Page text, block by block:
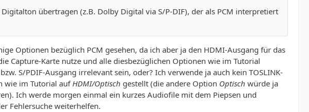
übertragen (z.B. Dolby Digital via S/P-DIF), der als PCM interpretiert
Optionen bezüglich PCM gesehen, da ich aber ja den HDMI-Ausgang für das
Capture-Karte nutze und alle diesbezüglichen Optionen wie im Tutorial
S/PDIF-Ausgang irrelevant sein, oder? Ich verwende ja auch kein TOSLINK-
wie im Tutorial aufHDMI/Optisch gestellt (die andere Option Optisch würde ja
Ich werde morgen einmal ein kurzes Audiofile mit dem Piepsen und
Fehlersuche weiterhelfen.